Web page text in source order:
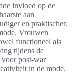
invloed op de
aan
en praktischer.
Vrouwen
functioneel als
tijdens de
voor post-war
in de mode.